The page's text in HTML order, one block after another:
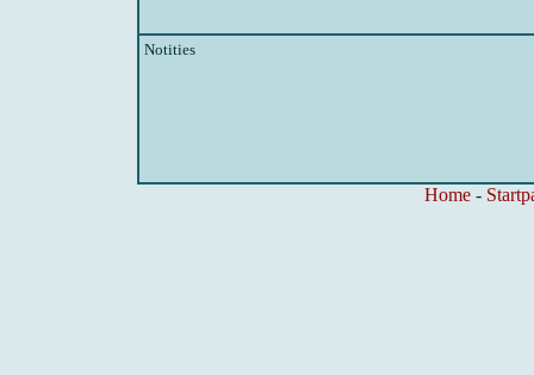
Notities
Home-